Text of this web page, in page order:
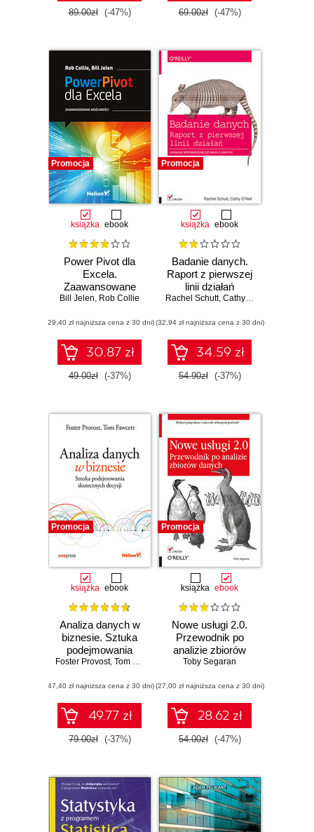
89.00zł (-47%) 69.00zł (-47%)
Promocja
książka ebook
Power Pivot dla
Excela.
Zaawansowane
możliwości
Bill Jelen, Rob Collie
(29,40 zł najniższa cena z 30 dni)
30.87 zł
49.00zł (-37%)
Promocja
książka ebook
Badanie danych.
Raport z pierwszej
linii działań
Rachel Schutt, Cathy O'Neil
(32,94 zł najniższa cena z 30 dni)
34.59 zł
54.90zł (-37%)
Promocja
książka ebook
Analiza danych w
biznesie. Sztuka
podejmowania
skutecznych
Foster Provost, Tom Fawcett
(47,40 zł najniższa cena z 30 dni)
49.77 zł
79.00zł (-37%)
Promocja
książka ebook
Nowe usługi 2.0.
Przewodnik po
analizie zbiorów
danych
Toby Segaran
(27,00 zł najniższa cena z 30 dni)
28.62 zł
54.00zł (-47%)